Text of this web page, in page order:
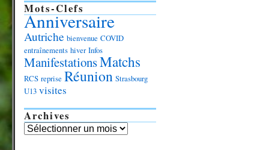
Mots-Clefs
Anniversaire
Autriche bienvenue COVID
entraînements hiver Infos
ManifestationsMatchs
RCS reprise Réunion Strasbourg
U13 visites
Archives